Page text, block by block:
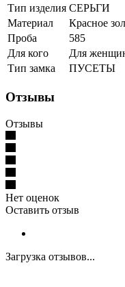
Тип изделия СЕРЬГИ
Материал
Красное
Проба
585
Для кого
Для
Тип замка
ПУСЕТЫ
Отзывы
Отзывы
Нет оценок
Оставить отзыв
Загрузка отзывов...